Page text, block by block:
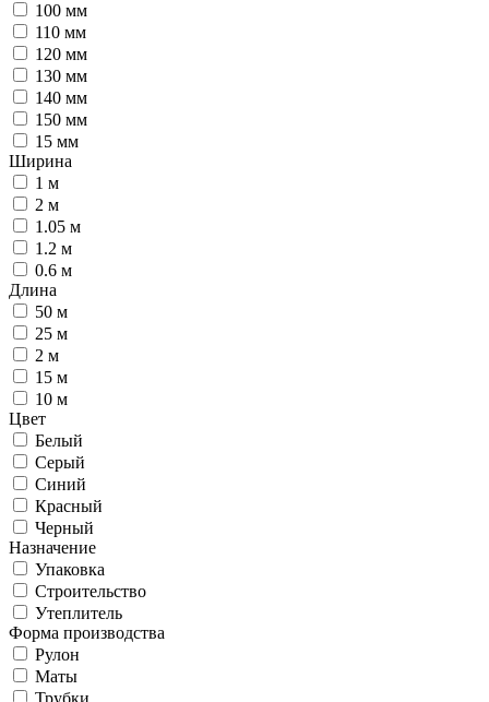
100 мм
110 мм
120 мм
130 мм
140 мм
150 мм
15 мм
Ширина
1 м
2 м
1.05 м
1.2 м
0.6 м
Длина
50 м
25 м
2 м
15 м
10 м
Цвет
Белый
Серый
Синий
Красный
Черный
Назначение
Упаковка
Строительство
Утеплитель
Форма производства
Рулон
Маты
Трубки